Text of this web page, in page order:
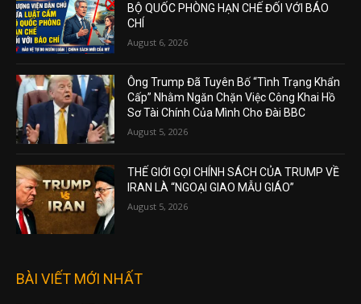
BỘ QUỐC PHÒNG HẠN CHẾ ĐỐI VỚI BÁO
CHÍ
August 6, 2026
Ông Trump Đã Tuyên Bố “Tình Trạng Khẩn
Cấp” Nhằm Ngăn Chặn Việc Công Khai Hồ
Sơ Tài Chính Của Mình Cho Đài BBC
August 5, 2026
THẾ GIỚI GỌI CHÍNH SÁCH CỦA TRUMP VỀ
IRAN LÀ “NGOẠI GIAO MẪU GIÁO”
August 5, 2026
BÀI VIẾT MỚI NHẤT